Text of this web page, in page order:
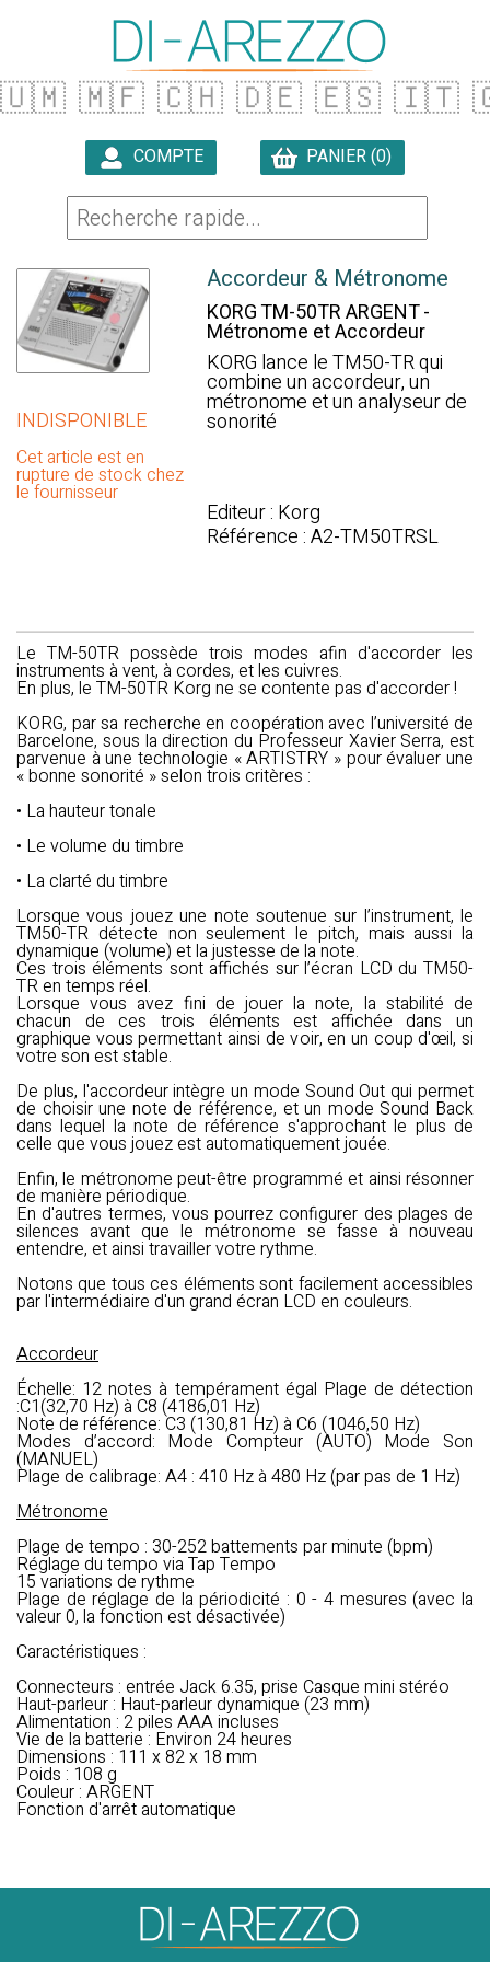
🇺🇲 🇲🇫 🇨🇭 🇩🇪 🇪🇸 🇮🇹
COMPTE PANIER (0)
INDISPONIBLE
Cet article est en
rupture de stock chez
le fournisseur
Accordeur & Métronome
KORG TM-50TR ARGENT -
Métronome et Accordeur
KORG lance le TM50-TR qui
combine un accordeur, un
métronome et un analyseur de
sonorité
Editeur : Korg
Référence : A2-TM50TRSL
Le TM-50TR possède trois modes afin d'accorder les
instruments à vent, à cordes, et les cuivres.
En plus, le TM-50TR Korg ne se contente pas d'accorder !
KORG, par sa recherche en coopération avec l’université de
Barcelone, sous la direction du Professeur Xavier Serra, est
parvenue à une technologie « ARTISTRY » pour évaluer une
« bonne sonorité » selon trois critères :
• La hauteur tonale
• Le volume du timbre
• La clarté du timbre
Lorsque vous jouez une note soutenue sur l’instrument, le
TM50-TR détecte non seulement le pitch, mais aussi la
dynamique (volume) et la justesse de la note.
Ces trois éléments sont affichés sur l’écran LCD du TM50-
TR en temps réel.
Lorsque vous avez fini de jouer la note, la stabilité de
chacun de ces trois éléments est affichée dans un
graphique vous permettant ainsi de voir, en un coup d'œil, si
votre son est stable.
De plus, l'accordeur intègre un mode Sound Out qui permet
de choisir une note de référence, et un mode Sound Back
dans lequel la note de référence s'approchant le plus de
celle que vous jouez est automatiquement jouée.
Enfin, le métronome peut-être programmé et ainsi résonner
de manière périodique.
En d'autres termes, vous pourrez configurer des plages de
silences avant que le métronome se fasse à nouveau
entendre, et ainsi travailler votre rythme.
Notons que tous ces éléments sont facilement accessibles
par l'intermédiaire d'un grand écran LCD en couleurs.
Accordeur
Échelle: 12 notes à tempérament égal Plage de détection
:C1(32,70 Hz) à C8 (4186,01 Hz)
Note de référence: C3 (130,81 Hz) à C6 (1046,50 Hz)
Modes d’accord: Mode Compteur (AUTO) Mode Son
(MANUEL)
Plage de calibrage: A4 : 410 Hz à 480 Hz (par pas de 1 Hz)
Métronome
Plage de tempo : 30-252 battements par minute (bpm)
Réglage du tempo via Tap Tempo
15 variations de rythme
Plage de réglage de la périodicité : 0 - 4 mesures (avec la
valeur 0, la fonction est désactivée)
Caractéristiques :
Connecteurs : entrée Jack 6.35, prise Casque mini stéréo
Haut-parleur : Haut-parleur dynamique (23 mm)
Alimentation : 2 piles AAA incluses
Vie de la batterie : Environ 24 heures
Dimensions : 111 x 82 x 18 mm
Poids : 108 g
Couleur : ARGENT
Fonction d'arrêt automatique